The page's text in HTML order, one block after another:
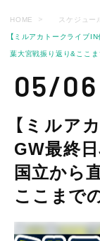
HOME スケジュー
【ミルアカトークライブ
葉大宮戦振り返り&ここま
05/
【ミルア
GW最終
国立から
ここまで